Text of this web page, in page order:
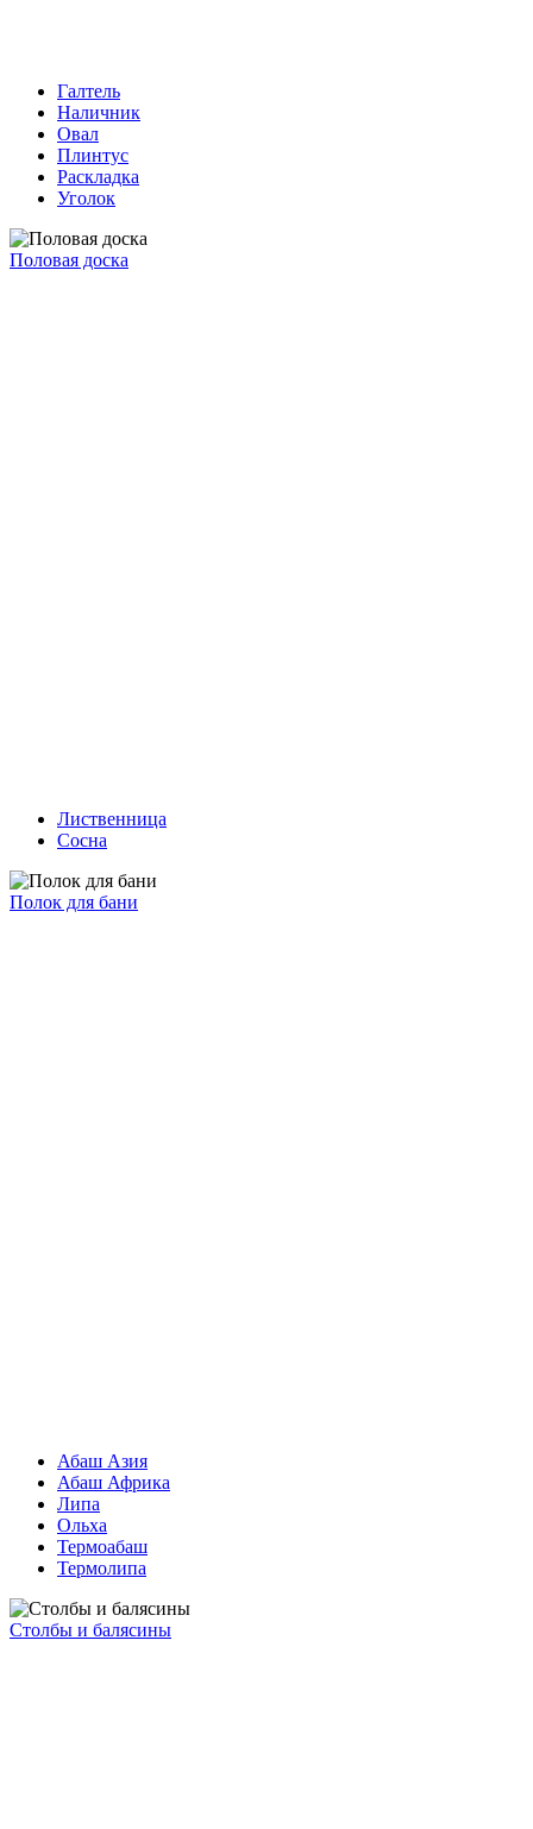
Галтель
Наличник
Овал
Плинтус
Раскладка
Уголок
Половая доска
Лиственница
Сосна
Полок для бани
Абаш Азия
Абаш Африка
Липа
Ольха
Термоабаш
Термолипа
Столбы и балясины